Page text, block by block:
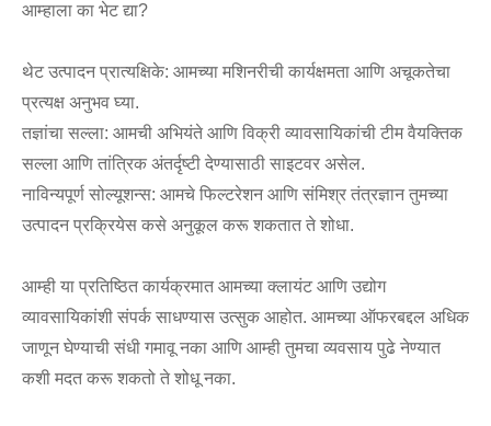
आम्हाला का भेट द्या?
थेट उत्पादन प्रात्यक्षिके: आमच्या मशिनरीची कार्यक्षमता आणि अचूकतेचा
प्रत्यक्ष अनुभव घ्या.
तज्ञांचा सल्ला: आमची अभियंते आणि विक्री व्यावसायिकांची टीम वैयक्तिक
सल्ला आणि तांत्रिक अंतर्दृष्टी देण्यासाठी साइटवर असेल.
नाविन्यपूर्ण सोल्यूशन्स: आमचे फिल्टरेशन आणि संमिश्र तंत्रज्ञान तुमच्या
उत्पादन प्रक्रियेस कसे अनुकूल करू शकतात ते शोधा.
आम्ही या प्रतिष्ठित कार्यक्रमात आमच्या क्लायंट आणि उद्योग
व्यावसायिकांशी संपर्क साधण्यास उत्सुक आहोत. आमच्या ऑफरबद्दल अधिक
जाणून घेण्याची संधी गमावू नका आणि आम्ही तुमचा व्यवसाय पुढे नेण्यात
कशी मदत करू शकतो ते शोधू नका.